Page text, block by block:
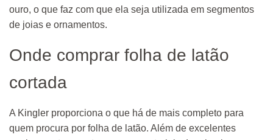
ouro, o que faz com que ela seja utilizada em segmentos
de joias e ornamentos.
Onde comprar folha de latão
cortada
A Kingler proporciona o que há de mais completo para
quem procura por folha de latão. Além de excelentes